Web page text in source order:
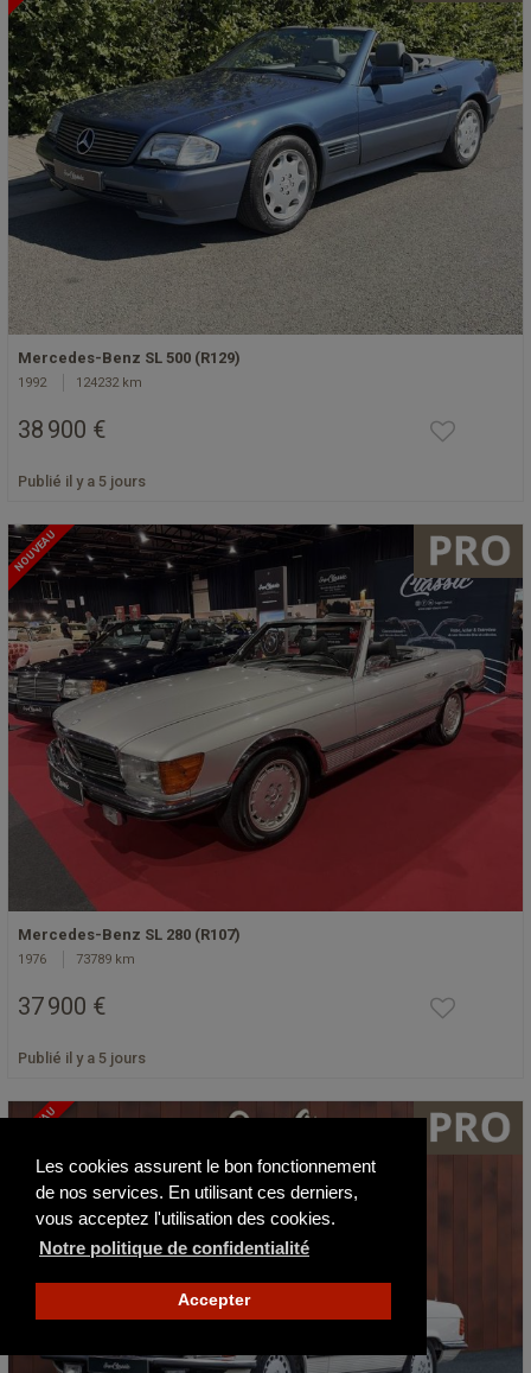
Les cookies assurent le bon fonctionnement
de nos services. En utilisant ces derniers,
vous acceptez l'utilisation des cookies.
Notre politique de confidentialité
Accepter
Mercedes-Benz SL 500 (R129)
1992 124232 km
38 900 €
Publié il y a 5 jours
NOUVEAU
Mercedes-Benz SL 280 (R107)
1976 73789 km
37 900 €
Publié il y a 5 jours
NOUVEAU